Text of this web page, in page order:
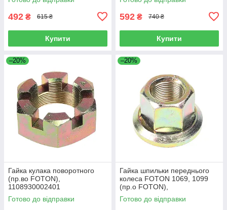
492 ₴ 615 ₴
Купити
592 ₴ 740 ₴
Купити
–20%
Гайка кулака поворотного
(пр.во FOTON),
1108930002401
Готово до відправки
–20%
Гайка шпильки переднього
колеса FOTON 1069, 1099
(пр.о FOTON),
1106930003404
Готово до відправки